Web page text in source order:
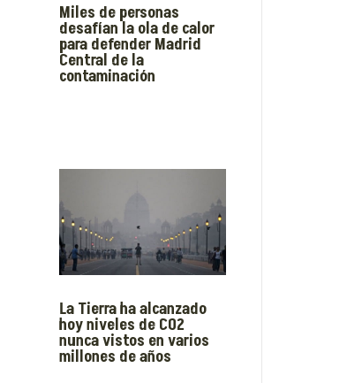
Miles de personas
desafían la ola de calor
para defender Madrid
Central de la
contaminación
La Tierra ha alcanzado
hoy niveles de CO2
nunca vistos en varios
millones de años